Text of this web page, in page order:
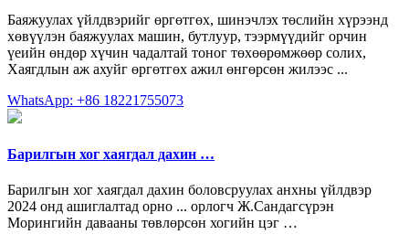
Баяжуулах үйлдвэрийг өргөтгөх, шинэчлэх төслийн хүрээнд
хөвүүлэн баяжуулах машин, бутлуур, тээрмүүдийг орчин
үеийн өндөр хүчин чадалтай тоног төхөөрөмжөөр солих,
Хаягдлын аж ахуйг өргөтгөх ажил өнгөрсөн жилээс ...
WhatsApp: +86 18221755073
Барилгын хог хаягдал дахин …
Барилгын хог хаягдал дахин боловсруулах анхны үйлдвэр
2024 онд ашиглалтад орно ... орлогч Ж.Сандагсүрэн
Морингийн давааны төвлөрсөн хогийн цэг …